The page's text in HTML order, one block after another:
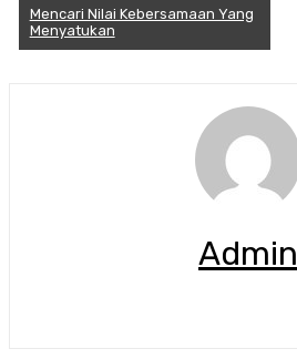
Mencari Nilai Kebersamaan Yang
Menyatukan
Admin